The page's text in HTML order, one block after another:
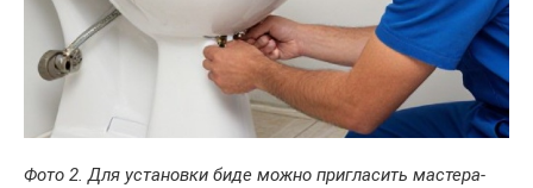
Фото 2. Для установки биде можно пригласить мастера-